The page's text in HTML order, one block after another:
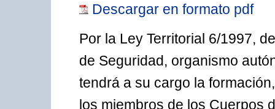
Descargar en formato pdf
Por la Ley Territorial 6/1997,
de Seguridad, organismo
tendrá a su cargo la
los miembros de los Cuerpos